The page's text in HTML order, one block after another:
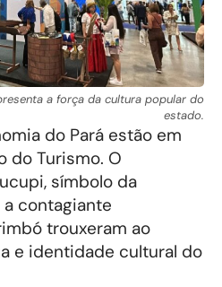
a força da cultura popular do
estado.
do Pará estão em
do Turismo. O
símbolo da
a contagiante
trouxeram ao
e identidade cultural do